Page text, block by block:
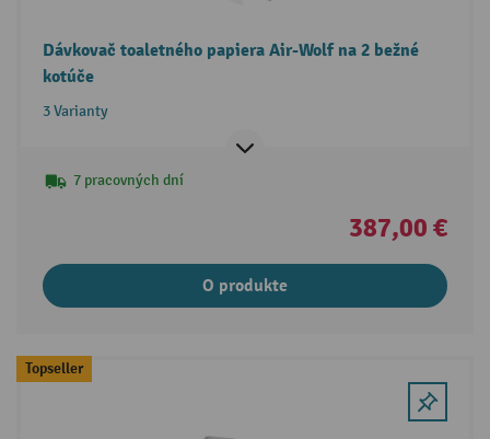
Dávkovač toaletného papiera Air-Wolf na 2 bežné
kotúče
3 Varianty
7 pracovných dní
387,00 €
O produkte
Topseller